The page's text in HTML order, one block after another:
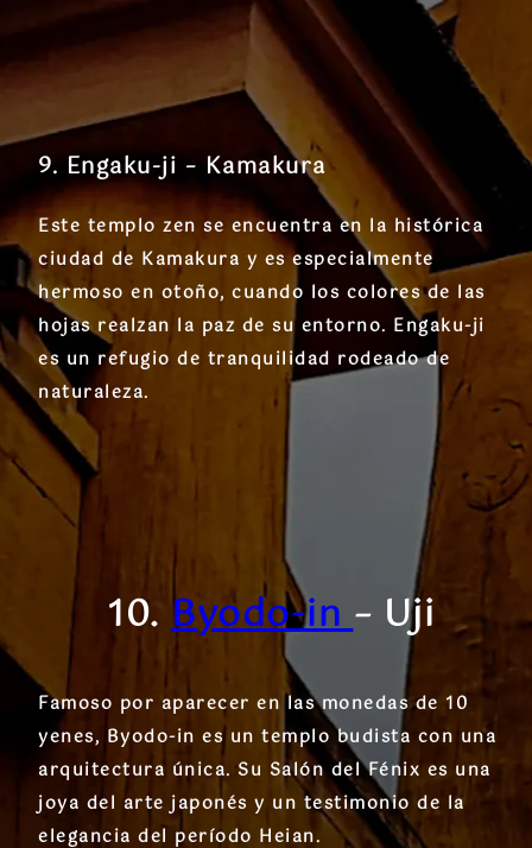
9. Engaku-ji – Kamakura
Este templo zen se encuentra en la histórica
ciudad de Kamakura y es especialmente
hermoso en otoño, cuando los colores de las
hojas realzan la paz de su entorno. Engaku-ji
es un refugio de tranquilidad rodeado de
naturaleza.
10. Byodo-in– Uji
Famoso por aparecer en las monedas de 10
yenes, Byodo-in es un templo budista con una
arquitectura única. Su Salón del Fénix es una
joya del arte japonés y un testimonio de la
elegancia del período Heian.